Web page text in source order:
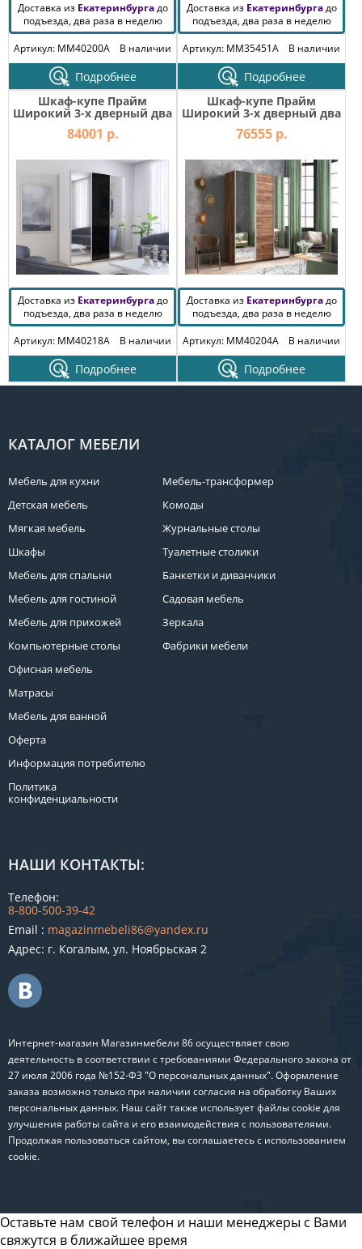
Доставка из Екатеринбургадо
подъезда, два раза в неделю
Артикул: MM40200A
В наличии
Подробнее
Доставка из Екатеринбургадо
подъезда, два раза в неделю
Артикул: MM35451A
В наличии
Подробнее
Шкаф-купе Прайм
Широкий 3-х дверный два
зеркала/стекло черное
Белый Снег
84001 р.
Доставка из Екатеринбургадо
подъезда, два раза в неделю
Артикул: MM40218A
В наличии
Подробнее
Шкаф-купе Прайм
Широкий 3-х дверный два
зеркала/ДСП Крафт
табачный
76555 р.
Доставка из Екатеринбургадо
подъезда, два раза в неделю
Артикул: MM40204A
В наличии
Подробнее
КАТАЛОГ МЕБЕЛИ
Мебель для кухни
Детская мебель
Мягкая мебель
Шкафы
Мебель для спальни
Мебель для гостиной
Мебель для прихожей
Компьютерные столы
Офисная мебель
Матрасы
Мебель для ванной
Оферта
Информация потребителю
Политика
конфиденциальности
Мебель-трансформер
Комоды
Журнальные столы
Туалетные столики
Банкетки и диванчики
Садовая мебель
Зеркала
Фабрики мебели
НАШИ КОНТАКТЫ:
Телефон:
8-800-500-39-42
Email : magazinmebeli86@yandex.ru
Адрес: г. Когалым, ул. Ноябрьская 2
Интернет-магазин Магазинмебели 86 осуществляет свою
деятельность в соответствии с требованиями Федерального закона от
27 июля 2006 года №152-ФЗ "О персональных данных". Оформление
заказа возможно только при наличии согласия на обработку Ваших
персональных данных. Наш сайт также использует файлы cookie для
улучшения работы сайта и его взаимодействия с пользователями.
Продолжая пользоваться сайтом, вы соглашаетесь с использованием
cookie.
Оставьте нам свой телефон и наши менеджеры с Вами
свяжутся в ближайшее время